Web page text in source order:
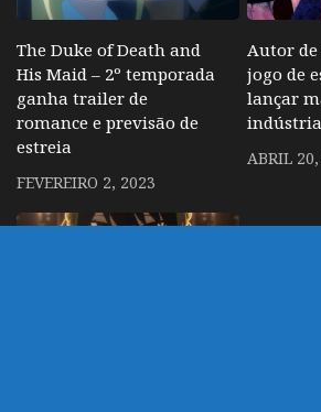
The Duke of Death and
His Maid – 2º temporada
ganha trailer de
romance e previsão de
estreia
FEVEREIRO 2, 2023
Autor
jogo de
lançar
ABRIL